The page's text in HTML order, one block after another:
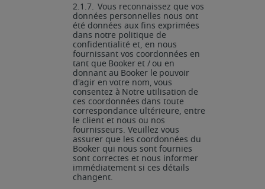
2.1.7. Vous reconnaissez que vos
données personnelles nous ont
été données aux fins exprimées
dans notre politique de
confidentialité et, en nous
fournissant vos coordonnées en
tant que Bookeret/ou en
donnantau Booker le pouvoir
d'agir en votre nom, vous
consentez à Notre utilisation de
ces coordonnées dans toute
correspondance ultérieure, entre
le client et nous ou nos
fournisseurs. Veuillez vous
assurer que les coordonnées du
Booker qui nous sont fournies
sont correctes et nous informer
immédiatement si ces détails
changent.